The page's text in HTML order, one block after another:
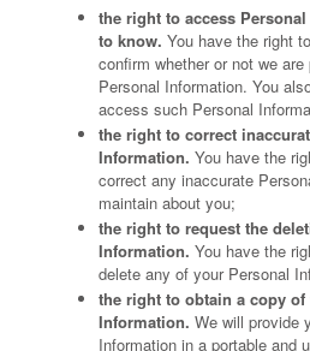
the right to access
to know. You have the right
confirm whether or not we
Personal Information. You
access such Personal
the right to correct
Information. You have the
correct any inaccurate
maintain about you;
the right to request the
Information. You have the
delete any of your Personal
the right to obtain a copy of
Information. We will provide
Information in a portable and